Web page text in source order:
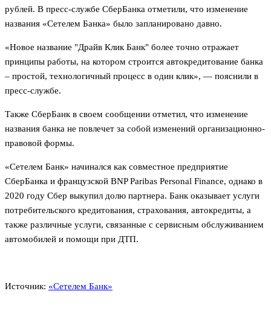
рублей. В пресс-службе СберБанка отметили, что изменение
названия «Сетелем Банка» было запланировано давно.
«Новое название "Драйв Клик Банк" более точно отражает
принципы работы, на котором строится автокредитование банка
– простой, технологичный процесс в один клик», — пояснили в
пресс-службе.
Также СберБанк в своем сообщении отметил, что изменение
названия банка не повлечет за собой изменений организационно-
правовой формы.
«Сетелем Банк» начинался как совместное предприятие
СберБанка и французской BNP Paribas Personal Finance, однако в
2020 году Сбер выкупил долю партнера. Банк оказывает услуги
потребительского кредитования, страхования, автокредиты, а
также различные услуги, связанные с сервисным обслуживанием
автомобилей и помощи при ДТП.
Источник: «Сетелем Банк»